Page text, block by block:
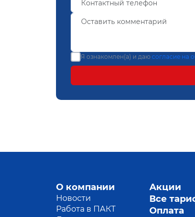
Я ознакомлен(а) и даю согласие на
О компании
Новости
Работа в ПАКТ
Акции
Все
Оплата